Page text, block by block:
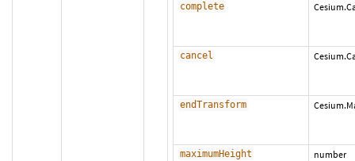
complete
cancel
endTransform
maximumHeight number